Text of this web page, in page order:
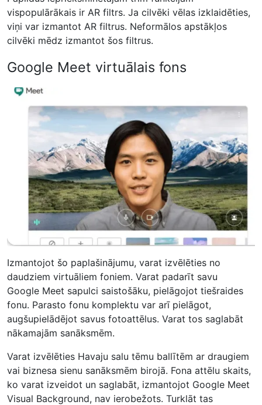
vispopulārākais ir AR filtrs. Ja cilvēki vēlas izklaidēties,
viņi var izmantot AR filtrus. Neformālos apstākļos
cilvēki mēdz izmantot šos filtrus.
Google Meet virtuālais fons
Izmantojot šo paplašinājumu, varat izvēlēties no
daudziem virtuāliem foniem. Varat padarīt savu
Google Meet sapulci saistošāku, pielāgojot tiešraides
fonu. Parasto fonu komplektu var arī pielāgot,
augšupielādējot savus fotoattēlus. Varat tos saglabāt
nākamajām sanāksmēm.
Varat izvēlēties Havaju salu tēmu ballītēm ar draugiem
vai biznesa sienu sanāksmēm birojā. Fona attēlu skaits,
ko varat izveidot un saglabāt, izmantojot Google Meet
Visual Background, nav ierobežots. Turklāt tas